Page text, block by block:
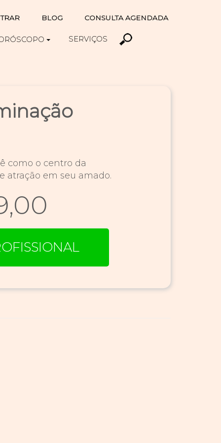
BLOG CONSULTA AGENDADA
SERVIÇOS
como o centro da
atração em seu amado.